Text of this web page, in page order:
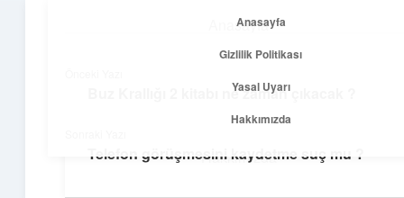
Anasayfa
Yasal Uyarı
Hakkımızda
Yolculuk ve İlham
Buz Krallığı 2 kitabı ne zaman çıkacak ?
Telefon görüşmesini kaydetme suç mu ?
Anasayfa
Gizlilik Politikası
Yasal Uyarı
Hakkımızda